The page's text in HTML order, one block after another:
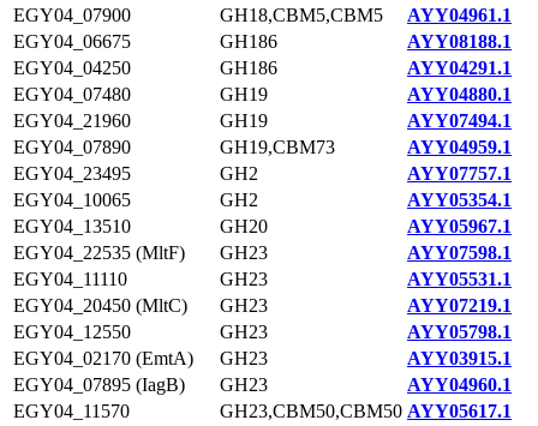
EGY04_07900
GH18,CBM5,CBM5
AYY04961.1
EGY04_06675
GH186
AYY08188.1
EGY04_04250
GH186
AYY04291.1
EGY04_07480
GH19
AYY04880.1
EGY04_21960
GH19
AYY07494.1
EGY04_07890
GH19,CBM73
AYY04959.1
EGY04_23495
GH2
AYY07757.1
EGY04_10065
GH2
AYY05354.1
EGY04_13510
GH20
AYY05967.1
EGY04_22535 (MltF)
GH23
AYY07598.1
EGY04_11110
GH23
AYY05531.1
EGY04_20450 (MltC)
GH23
AYY07219.1
EGY04_12550
GH23
AYY05798.1
EGY04_02170 (EmtA)
GH23
AYY03915.1
EGY04_07895 (IagB)
GH23
AYY04960.1
EGY04_11570
GH23,CBM50,CBM50 AYY05617.1